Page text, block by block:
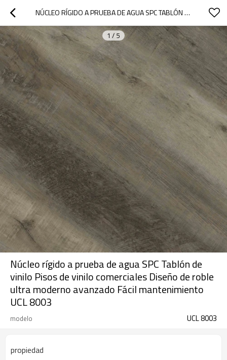
NÚCLEO RÍGIDO A PRUEBA DE AGUA SPC TABLÓN DE VINILO PISOS DE VINILO COMERCIALES DISEÑO DE ROBLE ULTRA MODERNO AVANZADO FÁCIL MANTENIMIENTO UCL 8003
1 / 5
Núcleo rígido a prueba de agua SPC Tablón de
vinilo Pisos de vinilo comerciales Diseño de roble
ultra moderno avanzado Fácil mantenimiento
UCL 8003
modelo UCL 8003
propiedad